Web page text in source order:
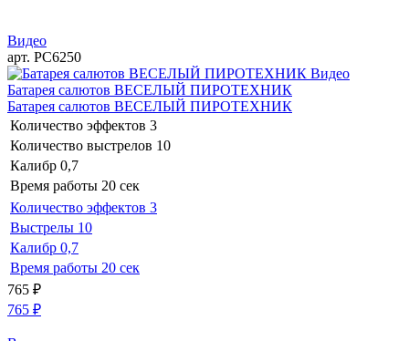
Видео
арт. РС6250
Видео
Батарея салютов ВЕСЕЛЫЙ ПИРОТЕХНИК
Батарея салютов ВЕСЕЛЫЙ ПИРОТЕХНИК
Количество эффектов 3
Количество выстрелов 10
Калибр 0,7
Время работы 20 сек
Количество эффектов 3
Выстрелы 10
Калибр 0,7
Время работы 20 сек
765 ₽
765 ₽